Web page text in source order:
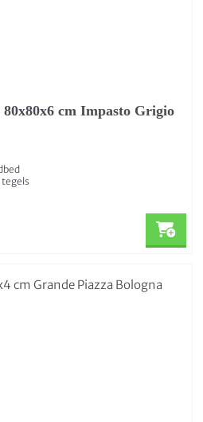
cm Impasto Grigio